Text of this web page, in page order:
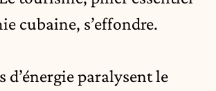
cubaine, s’effondre.
d’énergie paralysent le